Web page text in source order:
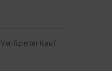
Verifizierter Kauf